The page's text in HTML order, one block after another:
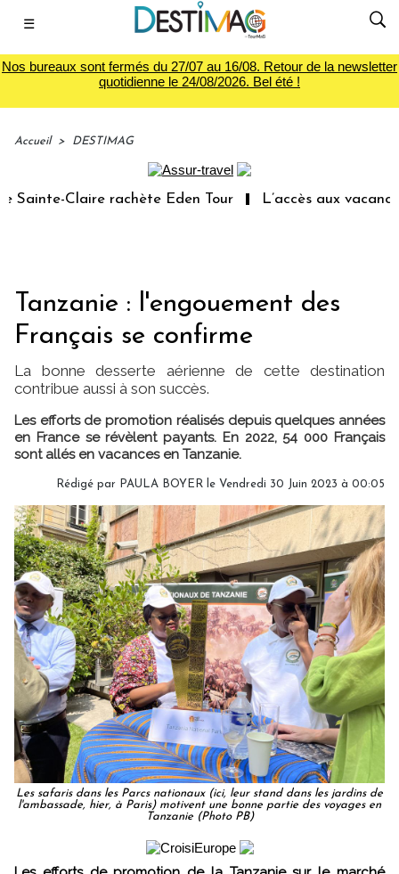
☰
Nos bureaux sont fermés du 27/07 au 16/08. Retour de la newsletter
quotidienne le 24/08/2026. Bel été !
Accueil > DESTIMAG
Claire rachète Eden Tour L’accès aux
Tanzanie : l'engouement des
Français se confirme
La bonne desserte aérienne de cette destination
contribue aussi à son succès.
Les efforts de promotion réalisés depuis quelques années
en France se révèlent payants. En 2022, 54 000 Français
sont allés en vacances en Tanzanie.
Rédigé par PAULA BOYER le Vendredi 30 Juin 2023 à 00:05
Les safaris dans les Parcs nationaux (ici, leur stand dans les jardins de
l'ambassade, hier, à Paris) motivent une bonne partie des voyages en
Tanzanie (Photo PB)